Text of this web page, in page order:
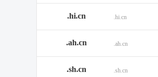
.hi.cn .hi.cn
.ah.cn .ah.cn
.sh.cn .sh.cn